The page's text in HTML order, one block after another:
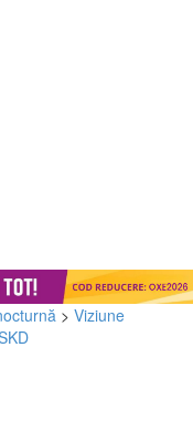
> Viziune